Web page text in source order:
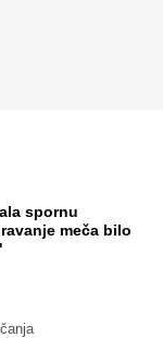
spornu
meča bilo